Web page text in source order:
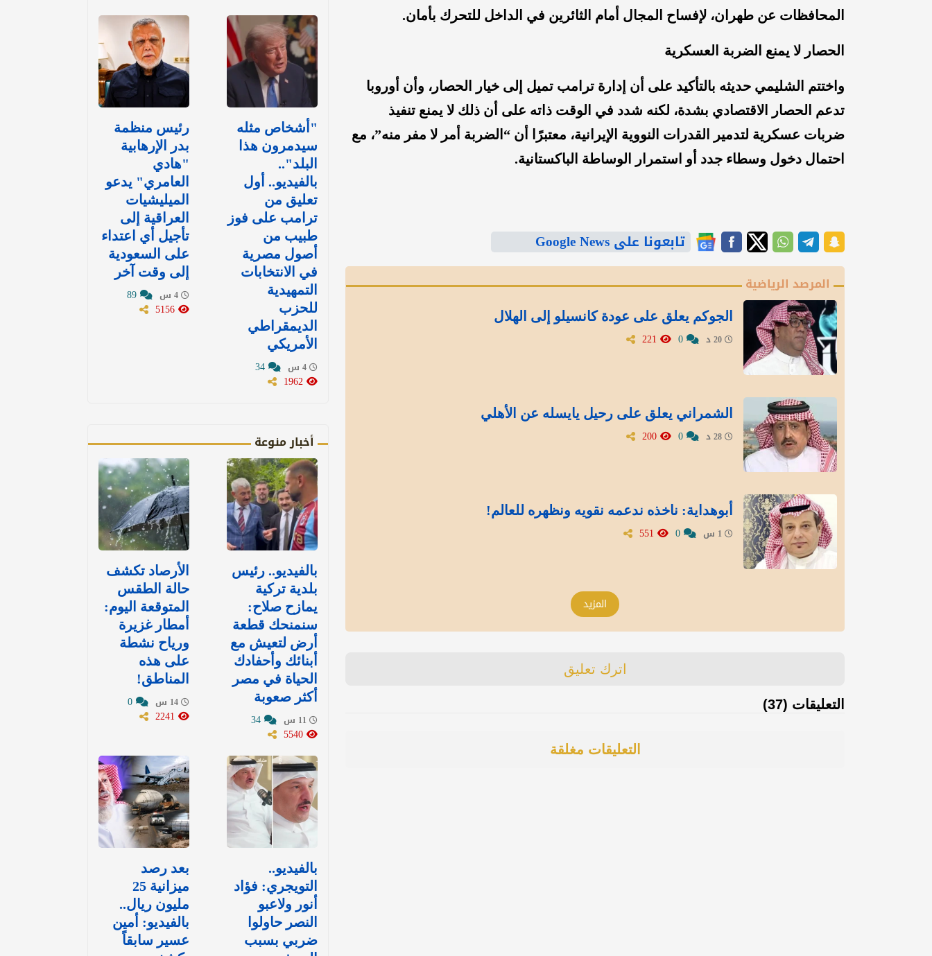
المحافظات عن طهران، لإفساح المجال أمام الثائرين في الداخل للتحرك بأمان.
الحصار لا يمنع الضربة العسكرية
واختتم الشليمي حديثه بالتأكيد على أن إدارة ترامب تميل إلى خيار الحصار، وأن أوروبا
تدعم الحصار الاقتصادي بشدة، لكنه شدد في الوقت ذاته على أن ذلك لا يمنع تنفيذ
ضربات عسكرية لتدمير القدرات النووية الإيرانية، معتبرًا أن “الضربة أمر لا مفر منه”، مع
احتمال دخول وسطاء جدد أو استمرار الوساطة الباكستانية.
تابعونا على Google News
المرصد الرياضية
الجوكم يعلق على عودة كانسيلو إلى الهلال
الشمراني يعلق على رحيل يايسله عن الأهلي
أبوهداية: ناخذه ندعمه نقويه ونظهره للعالم!
المزيد
اترك تعليق
التعليقات (37)
التعليقات مغلقة
"أشخاص مثله
سيدمرون هذا
البلد"..
بالفيديو.. أول
تعليق من
ترامب على فوز
طبيب من
أصول مصرية
في الانتخابات
التمهيدية
للحزب
الديمقراطي
الأمريكي
رئيس منظمة
بدر الإرهابية
"هادي
العامري" يدعو
الميليشيات
العراقية إلى
تأجيل أي اعتداء
على السعودية
إلى وقت آخر
أخبار منوعة
بالفيديو.. رئيس
بلدية تركية
يمازح صلاح:
سنمنحك قطعة
أرض لتعيش مع
أبنائك وأحفادك
الحياة في مصر
أكثر صعوبة
الأرصاد تكشف
حالة الطقس
المتوقعة اليوم:
أمطار غزيرة
ورياح نشطة
على هذه
المناطق!
بالفيديو..
التويجري: فؤاد
أنور ولاعبو
النصر حاولوا
ضربي بسبب
بعد رصد
ميزانية 25
مليون ريال..
بالفيديو: أمين
عسير سابقاً